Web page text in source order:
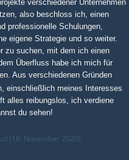
verschiedener Unternehmen
also beschloss ich, einen
professionelle Schulungen,
eigene Strategie und so weiter.
zu suchen, mit dem ich einen
Überfluss habe ich mich für
Aus verschiedenen Gründen
einschließlich meines Interesses
alles reibungslos, ich verdiene
du sehen!
(18. November 2020)